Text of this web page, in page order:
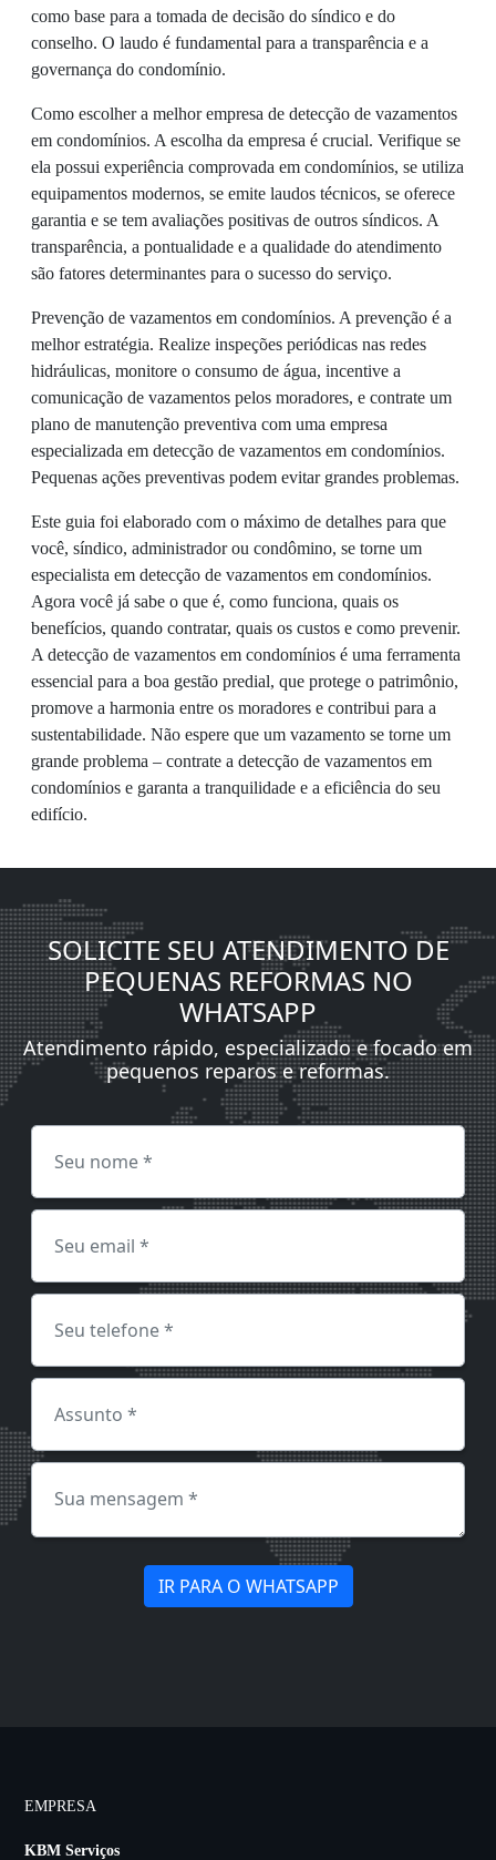
como base para a tomada de decisão do síndico e do
conselho. O laudo é fundamental para a transparência e a
governança do condomínio.
Como escolher a melhor empresa de detecção de vazamentos
em condomínios. A escolha da empresa é crucial. Verifique se
ela possui experiência comprovada em condomínios, se utiliza
equipamentos modernos, se emite laudos técnicos, se oferece
garantia e se tem avaliações positivas de outros síndicos. A
transparência, a pontualidade e a qualidade do atendimento
são fatores determinantes para o sucesso do serviço.
Prevenção de vazamentos em condomínios. A prevenção é a
melhor estratégia. Realize inspeções periódicas nas redes
hidráulicas, monitore o consumo de água, incentive a
comunicação de vazamentos pelos moradores, e contrate um
plano de manutenção preventiva com uma empresa
especializada em detecção de vazamentos em condomínios.
Pequenas ações preventivas podem evitar grandes problemas.
Este guia foi elaborado com o máximo de detalhes para que
você, síndico, administrador ou condômino, se torne um
especialista em detecção de vazamentos em condomínios.
Agora você já sabe o que é, como funciona, quais os
benefícios, quando contratar, quais os custos e como prevenir.
A detecção de vazamentos em condomínios é uma ferramenta
essencial para a boa gestão predial, que protege o patrimônio,
promove a harmonia entre os moradores e contribui para a
sustentabilidade. Não espere que um vazamento se torne um
grande problema – contrate a detecção de vazamentos em
condomínios e garanta a tranquilidade e a eficiência do seu
edifício.
SOLICITE SEU ATENDIMENTO DE
PEQUENAS REFORMAS NO
WHATSAPP
Atendimento rápido, especializado e focado em
pequenos reparos e reformas.
IR PARA O WHATSAPP
EMPRESA
KBM Serviços